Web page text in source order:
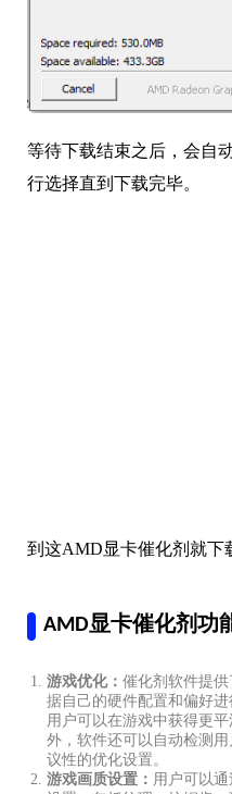
等待下载结束之后，会自
行选择直到下载完毕。
到这AMD显卡催化剂就下